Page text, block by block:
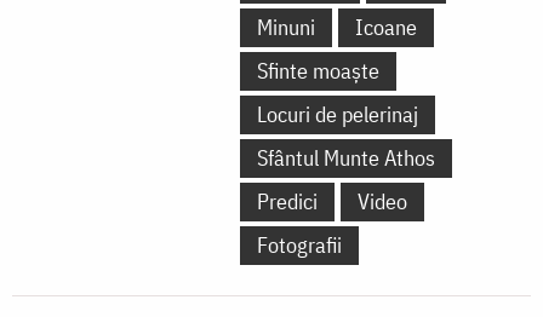
Minuni
Icoane
Sfinte moaște
Locuri de pelerinaj
Sfântul Munte Athos
Predici
Video
Fotografii